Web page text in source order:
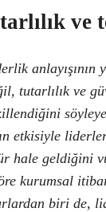
ve
anlayışının
tutarlılık ve
etkisiyle
hale geldiğini
kurumsal
biri de,